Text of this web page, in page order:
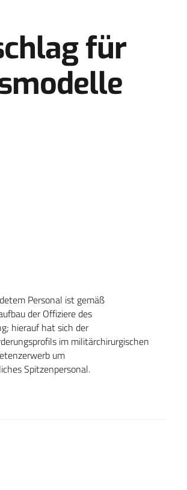
für
Personal ist gemäß
der Offiziere des
hierauf hat sich der
im militärchirurgischen
um
Spitzenpersonal.